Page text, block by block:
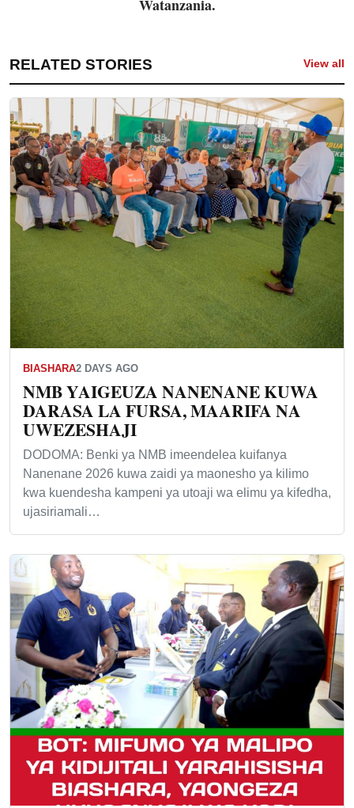
Watanzania.
RELATED STORIES View all
BIASHARA2 DAYS AGO
NMB YAIGEUZA NANENANE KUWA
DARASA LA FURSA, MAARIFA NA
UWEZESHAJI
DODOMA: Benki ya NMB imeendelea kuifanya
Nanenane 2026 kuwa zaidi ya maonesho ya kilimo
kwa kuendesha kampeni ya utoaji wa elimu ya kifedha,
ujasiriamali…